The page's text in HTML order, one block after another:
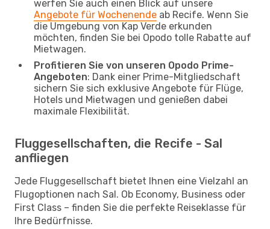
werfen Sie auch einen Blick auf unsere
Angebote für Wochenende ab Recife. Wenn Sie
die Umgebung von Kap Verde erkunden
möchten, finden Sie bei Opodo tolle Rabatte auf
Mietwagen.
Profitieren Sie von unseren Opodo Prime-
Angeboten: Dank einer Prime-Mitgliedschaft
sichern Sie sich exklusive Angebote für Flüge,
Hotels und Mietwagen und genießen dabei
maximale Flexibilität.
Fluggesellschaften, die Recife - Sal
anfliegen
Jede Fluggesellschaft bietet Ihnen eine Vielzahl an
Flugoptionen nach Sal. Ob Economy, Business oder
First Class – finden Sie die perfekte Reiseklasse für
Ihre Bedürfnisse.